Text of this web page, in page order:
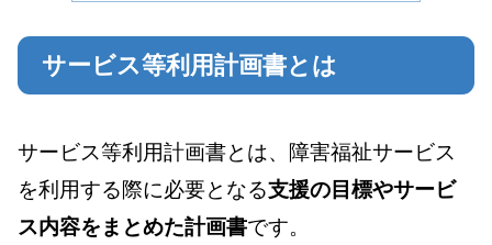
サービス等利用計画書とは
サービス等利用計画書とは、障害福祉サービス
を利用する際に必要となる支援の目標やサービ
ス内容をまとめた計画書です。